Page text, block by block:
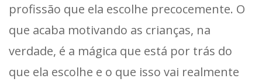
profissão que ela escolhe precocemente. O
que acaba motivando as crianças, na
verdade, é a mágica que está por trás do
que ela escolhe e o que isso vai realmente